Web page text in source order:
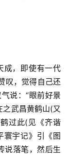
成，即使有一代
叹，觉得自己还
说：“眼前好景
之武昌黄鹤山(又
过此(见《齐谐
寰宇记》引《图
说落笔，然后生